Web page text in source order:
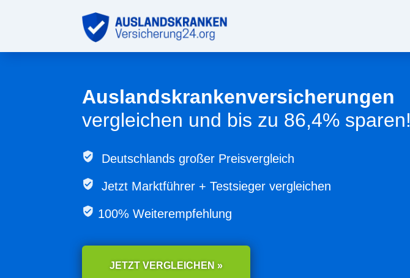
Auslandskrankenversicherungen
vergleichen und bis zu 86,4% sparen!
Deutschlands großer Preisvergleich
Jetzt Marktführer + Testsieger vergleichen
100% Weiterempfehlung
JETZT VERGLEICHEN »